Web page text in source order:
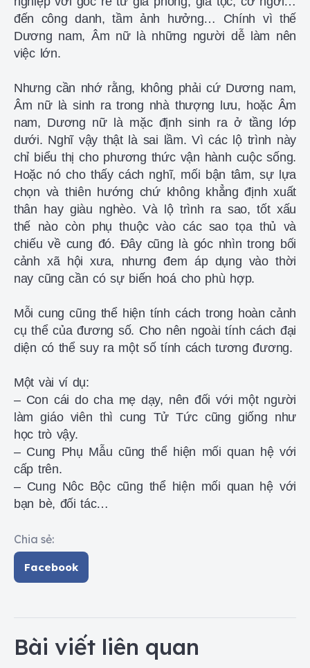
đến công danh, tầm ảnh hưởng… Chính vì thế
Dương nam, Âm nữ là những người dễ làm nên
việc lớn.
Nhưng cần nhớ rằng, không phải cứ Dương nam,
Âm nữ là sinh ra trong nhà thượng lưu, hoặc Âm
nam, Dương nữ là mặc định sinh ra ở tầng lớp
dưới. Nghĩ vậy thật là sai lầm. Vì các lộ trình này
chỉ biểu thị cho phương thức vận hành cuộc sống.
Hoặc nó cho thấy cách nghĩ, mối bận tâm, sự lựa
chọn và thiên hướng chứ không khẳng định xuất
thân hay giàu nghèo. Và lộ trình ra sao, tốt xấu
thế nào còn phụ thuộc vào các sao tọa thủ và
chiếu về cung đó. Đây cũng là góc nhìn trong bối
cảnh xã hội xưa, nhưng đem áp dụng vào thời
nay cũng cần có sự biến hoá cho phù hợp.
Mỗi cung cũng thể hiện tính cách trong hoàn cảnh
cụ thể của đương số. Cho nên ngoài tính cách đại
diện có thể suy ra một số tính cách tương đương.
Một vài ví dụ:
– Con cái do cha mẹ dạy, nên đối với một người
làm giáo viên thì cung Tử Tức cũng giống như
học trò vậy.
– Cung Phụ Mẫu cũng thể hiện mối quan hệ với
cấp trên.
– Cung Nôc Bộc cũng thể hiện mối quan hệ với
bạn bè, đối tác…
Chia sẻ:
Facebook
Bài viết liên quan